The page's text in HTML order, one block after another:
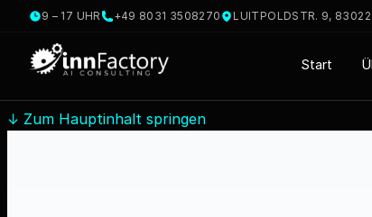
↓ Zum Hauptinhalt springen
9 – 17 UHR +49 8031 3508270 LUITPOLDSTR. 9, 83022
Start